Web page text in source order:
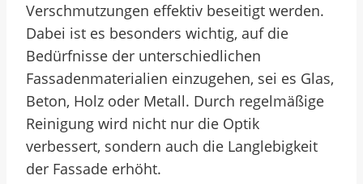
Verschmutzungen effektiv beseitigt werden.
Dabei ist es besonders wichtig, auf die
Bedürfnisse der unterschiedlichen
Fassadenmaterialien einzugehen, sei es Glas,
Beton, Holz oder Metall. Durch regelmäßige
Reinigung wird nicht nur die Optik
verbessert, sondern auch die Langlebigkeit
der Fassade erhöht.